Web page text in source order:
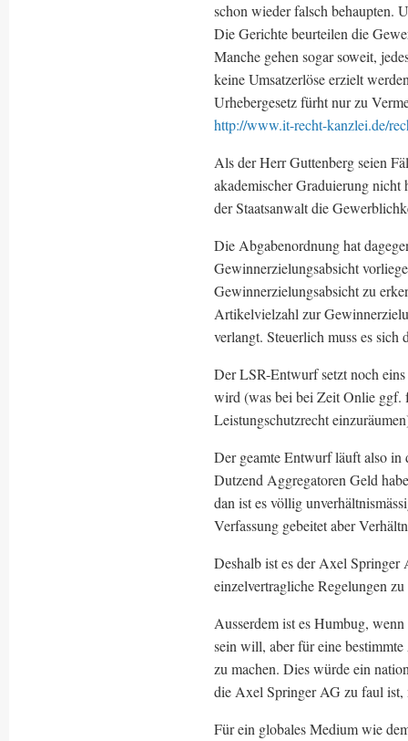
schon wieder falsch behaupten.
Die Gerichte beurteilen die
Manche gehen sogar soweit,
keine Umsatzerlöse erzielt
Urhebergesetz fürht nur zu
http://www.it-recht-kanzlei.de/
Als der Herr Guttenberg seien
akademischer Graduierung
der Staatsanwalt die
Die Abgabenordnung hat
Gewinnerzielungsabsicht
Gewinnerzielungsabsicht zu
Artikelvielzahl zur
verlangt. Steuerlich muss es
Der LSR-Entwurf setzt noch
wird (was bei bei Zeit Onlie ggf.
Leistungschutzrecht
Der geamte Entwurf läuft also
Dutzend Aggregatoren Geld
dan ist es völlig
Verfassung gebeitet aber
Deshalb ist es der Axel
einzelvertragliche Regelungen
Ausserdem ist es Humbug,
sein will, aber für eine
zu machen. Dies würde ein
die Axel Springer AG zu faul
Für ein globales Medium wie